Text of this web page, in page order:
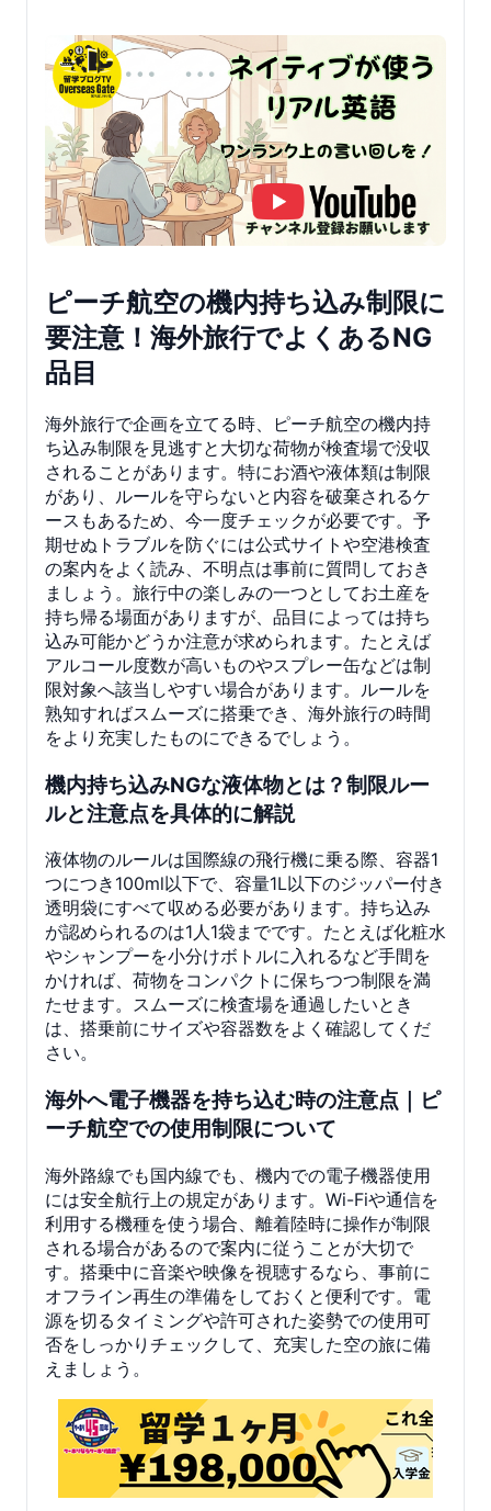
ピーチ航空の機内持ち込み制限に
要注意！海外旅行でよくあるNG
品目
海外旅行で企画を立てる時、ピーチ航空の機内持
ち込み制限を見逃すと大切な荷物が検査場で没収
されることがあります。特にお酒や液体類は制限
があり、ルールを守らないと内容を破棄されるケ
ースもあるため、今一度チェックが必要です。予
期せぬトラブルを防ぐには公式サイトや空港検査
の案内をよく読み、不明点は事前に質問しておき
ましょう。旅行中の楽しみの一つとしてお土産を
持ち帰る場面がありますが、品目によっては持ち
込み可能かどうか注意が求められます。たとえば
アルコール度数が高いものやスプレー缶などは制
限対象へ該当しやすい場合があります。ルールを
熟知すればスムーズに搭乗でき、海外旅行の時間
をより充実したものにできるでしょう。
機内持ち込みNGな液体物とは？制限ルー
ルと注意点を具体的に解説
液体物のルールは国際線の飛行機に乗る際、容器1
つにつき100ml以下で、容量1L以下のジッパー付き
透明袋にすべて収める必要があります。持ち込み
が認められるのは1人1袋までです。たとえば化粧水
やシャンプーを小分けボトルに入れるなど手間を
かければ、荷物をコンパクトに保ちつつ制限を満
たせます。スムーズに検査場を通過したいとき
は、搭乗前にサイズや容器数をよく確認してくだ
さい。
海外へ電子機器を持ち込む時の注意点｜ピ
ーチ航空での使用制限について
海外路線でも国内線でも、機内での電子機器使用
には安全航行上の規定があります。Wi-Fiや通信を
利用する機種を使う場合、離着陸時に操作が制限
される場合があるので案内に従うことが大切で
す。搭乗中に音楽や映像を視聴するなら、事前に
オフライン再生の準備をしておくと便利です。電
源を切るタイミングや許可された姿勢での使用可
否をしっかりチェックして、充実した空の旅に備
えましょう。